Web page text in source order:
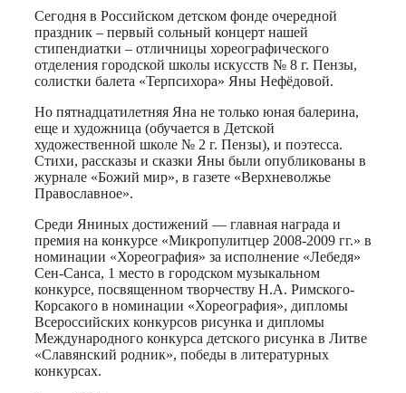
Сегодня в Российском детском фонде очередной
праздник – первый сольный концерт нашей
стипендиатки – отличницы хореографического
отделения городской школы искусств № 8 г. Пензы,
солистки балета «Терпсихора» Яны Нефёдовой.
Но пятнадцатилетняя Яна не только юная балерина,
еще и художница (обучается в Детской
художественной школе № 2 г. Пензы), и поэтесса.
Стихи, рассказы и сказки Яны были опубликованы в
журнале «Божий мир», в газете «Верхневолжье
Православное».
Среди Яниных достижений — главная награда и
премия на конкурсе «Микропулитцер 2008-2009 гг.» в
номинации «Хореография» за исполнение «Лебедя»
Сен-Санса, 1 место в городском музыкальном
конкурсе, посвященном творчеству Н.А. Римского-
Корсакого в номинации «Хореография», дипломы
Всероссийских конкурсов рисунка и дипломы
Международного конкурса детского рисунка в Литве
«Славянский родник», победы в литературных
конкурсах.